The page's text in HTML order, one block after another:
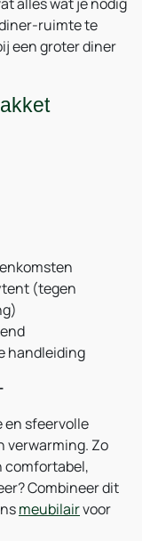
ruimte te
een groter diner
(tegen
handleiding
sfeervolle
verwarming. Zo
comfortabel,
Combineer dit
meubilairvoor